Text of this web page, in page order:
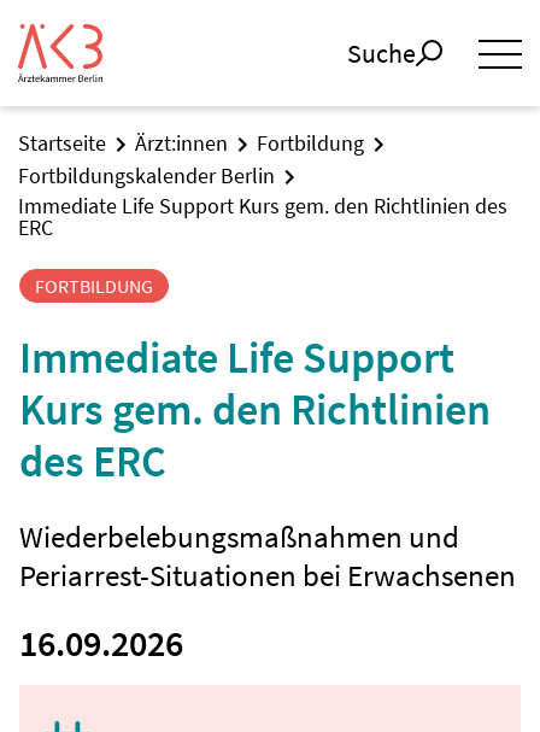
Suche
Startseite Ärzt:innen
Fortbildung
Fortbildungskalender Berlin
Immediate Life Support Kurs gem. den Richtlinien des
ERC
FORTBILDUNG
Immediate Life Support
Kurs gem. den Richtlinien
des ERC
Wiederbelebungsmaßnahmen und
Periarrest-Situationen bei Erwachsenen
16.09.2026